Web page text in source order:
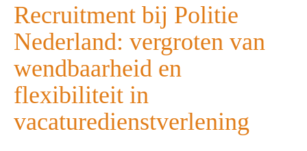
Recruitment bij Politie
Nederland: vergroten van
wendbaarheid en
flexibiliteit in
vacaturedienstverlening